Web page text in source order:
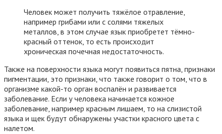
Человек может получить тяжёлое отравление,
например грибами или с солями тяжелых
металлов, в этом случае язык приобретет тёмно-
красный оттенок, то есть происходит
хроническая почечная недостаточность.
Также на поверхности языка могут появиться пятна, признаки
пигментации, это признаки, что также говорит о том, что в
организме какой-то орган воспалён и развивается
заболевание. Если у человека начинается кожное
заболевание, например красным лишаем, то на слизистой
языка и щек будут обнаружены участки красного цвета с
налетом.